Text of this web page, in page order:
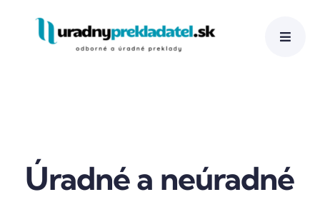
Úradné a neúradné